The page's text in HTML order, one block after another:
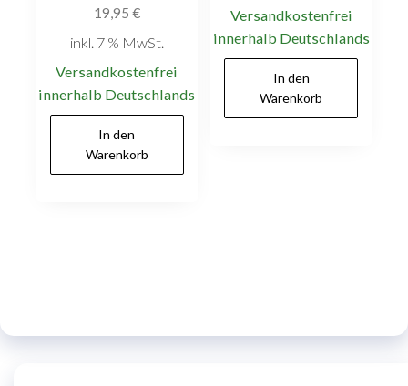
19,95 €
inkl. 7 % MwSt.
Versandkostenfrei
innerhalb Deutschlands
In den
Warenkorb
Versandkostenfrei
innerhalb Deutschlands
In den
Warenkorb